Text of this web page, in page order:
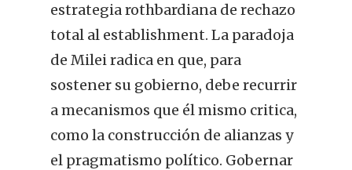
estrategia rothbardiana de rechazo
total al establishment. La paradoja
de Milei radica en que, para
sostener su gobierno, debe recurrir
a mecanismos que él mismo critica,
como la construcción de alianzas y
el pragmatismo político. Gobernar